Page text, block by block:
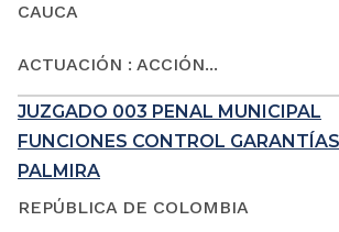
CAUCA
ACTUACIÓN : ACCIÓN...
JUZGADO 003 PENAL MUNICIPAL
FUNCIONES CONTROL GARANTÍAS
PALMIRA
REPÚBLICA DE COLOMBIA